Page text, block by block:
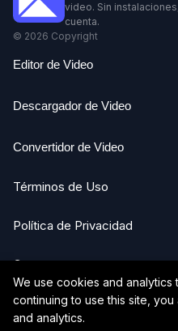
We use cookies and
continuing to use this site,
and analytics.
Editor de Video
Descargador de Video
Convertidor de Video
Términos de Uso
Política de Privacidad
Contacto
Acerca de Nosotros
video. Sin
cuenta.
© 2026 Copyright